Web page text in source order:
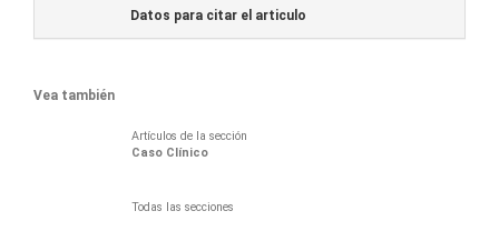
Datos para citar el articulo
Vea también
Artículos de la sección
Caso Clínico
Todas las secciones